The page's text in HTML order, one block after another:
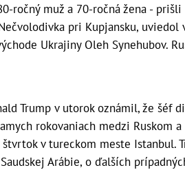
ročný muž a 70-ročná žena -
pri Kupjansku, uviedol
Ukrajiny Oleh Synehubov.
Trump v utorok oznámil, že šéf
rokovaniach medzi Ruskom
v tureckom meste Istanbul.
Arábie, o ďalších